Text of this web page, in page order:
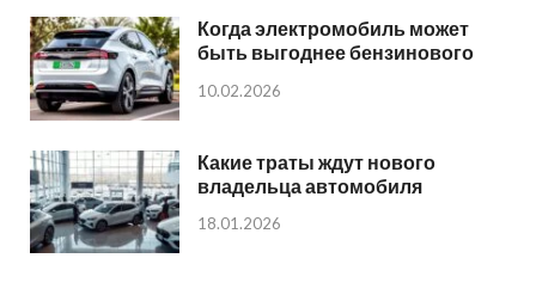
Когда электромобиль может
быть выгоднее бензинового
10.02.2026
Какие траты ждут нового
владельца автомобиля
18.01.2026